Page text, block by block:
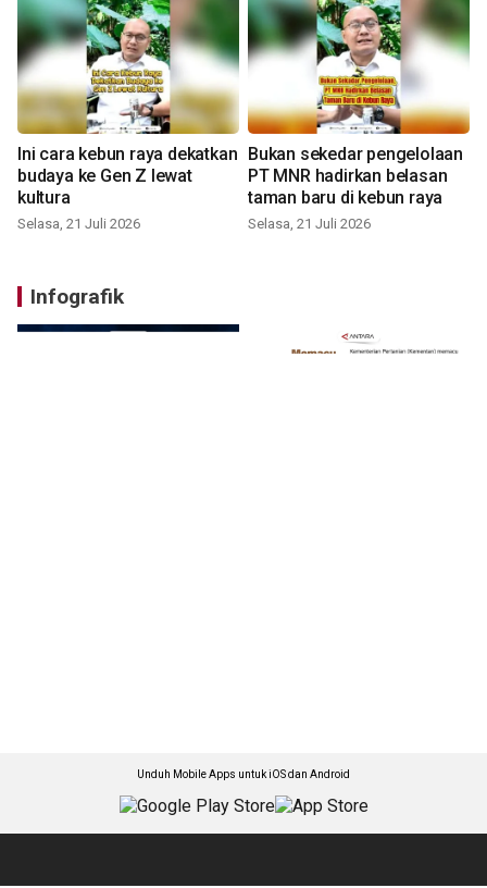
Ini cara kebun raya dekatkan
budaya ke Gen Z lewat
kultura
Selasa, 21 Juli 2026
Bukan sekedar pengelolaan
PT MNR hadirkan belasan
taman baru di kebun raya
Selasa, 21 Juli 2026
Infografik
Unduh Mobile Apps untuk iOS dan Android